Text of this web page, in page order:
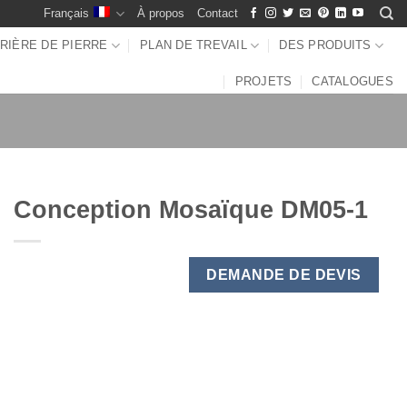
Français À propos Contact
DE PIERRE PLAN DE TREVAIL DES PRODUITS
PROJETS CATALOGUES
Conception Mosaïque DM05-1
DEMANDE DE DEVIS